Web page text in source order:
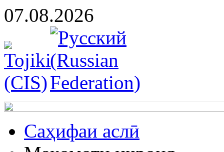
07.08.2026
Cаҳифаи аслӣ